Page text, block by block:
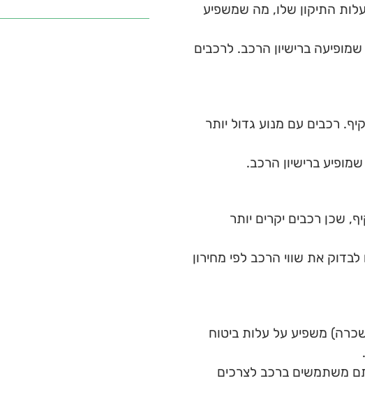
התיקון שלו, מה שמשפיע
ברישיון הרכב. לרכבים
רכבים עם מנוע גדול יותר
ברישיון הרכב.
שכן רכבים יקרים יותר
את שווי הרכב לפי מחירון
משפיע על עלות ביטוח
משתמשים ברכב לצרכים